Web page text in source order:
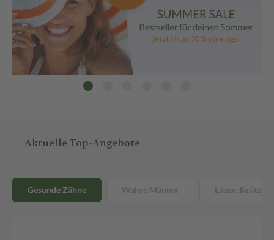
Aktuelle Top-Angebote
Gesunde Zähne Wahre Männer Läuse, Krätze